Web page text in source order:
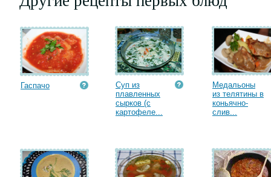
Гаспачо
Суп из
плавленных
сырков (с
картофеле...
Медальоны
из телятины в
коньячно-
слив...